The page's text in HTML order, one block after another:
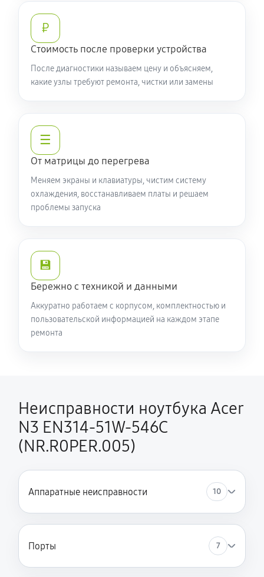
Ремонт разъема питания
Замена видеочипа ноутбука Acer N3 EN314-51W-
546C (NR.R0PER.005)
Настройка BIOS ноутбука Acer N3 EN314-51W-546C
(NR.R0PER.005)
590 руб 60 минут
Ремонт подсветки ноутбука Acer N3 EN314-51W-
546C (NR.R0PER.005)
Настройка ОС ноутбука Acer N3 EN314-51W-546C
(NR.R0PER.005)
840 руб 60 минут
Замена HDMI ноутбука Acer N3 EN314-51W-546C
(NR.R0PER.005)
₽
Стоимость после проверки устройства
После диагностики называем цену и объясняем,
какие узлы требуют ремонта, чистки или замены
☰
От матрицы до перегрева
Меняем экраны и клавиатуры, чистим систему
охлаждения, восстанавливаем платы и решаем
проблемы запуска
💾
Бережно с техникой и данными
Аккуратно работаем с корпусом, комплектностью и
пользовательской информацией на каждом этапе
ремонта
Неисправности ноутбука Acer
N3 EN314-51W-546C
(NR.R0PER.005)
Аппаратные неисправности 10
Порты 7